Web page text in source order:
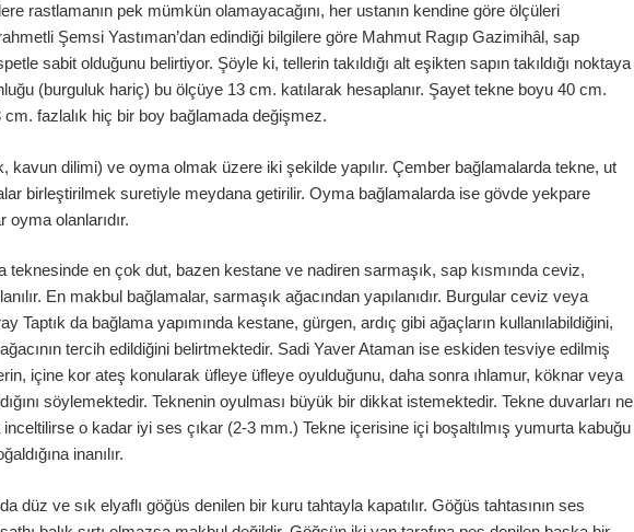
rastlamanın pek mümkün olamayacağını, her ustanın kendine göre ölçüleri
Şemsi Yastıman’dan edindiği bilgilere göre Mahmut Ragıp Gazimihâl, sap
sabit olduğunu belirtiyor. Şöyle ki, tellerin takıldığı alt eşikten sapın takıldığı noktaya
(burguluk hariç) bu ölçüye 13 cm. katılarak hesaplanır. Şayet tekne boyu 40 cm.
fazlalık hiç bir boy bağlamada değişmez.
kavun dilimi) ve oyma olmak üzere iki şekilde yapılır. Çember bağlamalarda tekne, ut
birleştirilmek suretiyle meydana getirilir. Oyma bağlamalarda ise gövde yekpare
olanlarıdır.
teknesinde en çok dut, bazen kestane ve nadiren sarmaşık, sap kısmında ceviz,
En makbul bağlamalar, sarmaşık ağacından yapılanıdır. Burgular ceviz veya
Taptık da bağlama yapımında kestane, gürgen, ardıç gibi ağaçların kullanılabildiğini,
tercih edildiğini belirtmektedir. Sadi Yaver Ataman ise eskiden tesviye edilmiş
içine kor ateş konularak üfleye üfleye oyulduğunu, daha sonra ıhlamur, köknar veya
söylemektedir. Teknenin oyulması büyük bir dikkat istemektedir. Tekne duvarları ne
o kadar iyi ses çıkar (2-3 mm.) Tekne içerisine içi boşaltılmış yumurta kabuğu
inanılır.
düz ve sık elyaflı göğüs denilen bir kuru tahtayla kapatılır. Göğüs tahtasının ses